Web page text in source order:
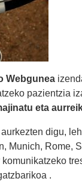
Webgunea
pazientzia
eta
digu,
Munich, Rome,
.